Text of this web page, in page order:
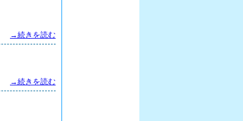
→続きを読む
→続きを読む